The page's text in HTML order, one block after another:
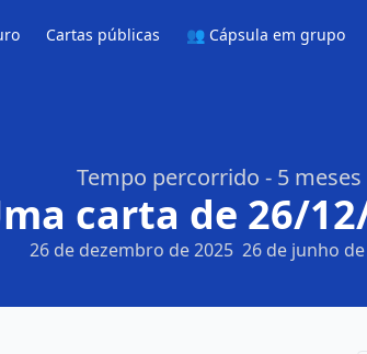
Cartas públicas 👥 Cápsula em grupo
Tempo percorrido - 5 meses
carta de 26/
26 de dezembro de 2025 26 de junho